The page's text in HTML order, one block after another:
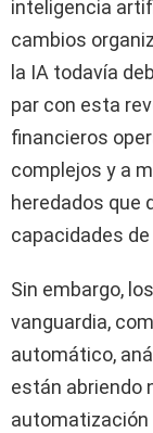
inteligencia
cambios
la IA todavía
par con esta
financieros
complejos y a
heredados que
capacidades
Sin embargo,
vanguardia,
automático,
están abriendo
automatización